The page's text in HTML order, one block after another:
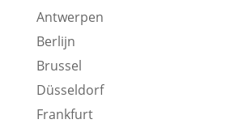
Antwerpen
Berlijn
Brussel
Düsseldorf
Frankfurt